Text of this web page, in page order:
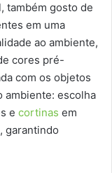
também gosto de
em uma
ao ambiente,
cores pré-
com os objetos
ambiente: escolha
e cortinas em
garantindo